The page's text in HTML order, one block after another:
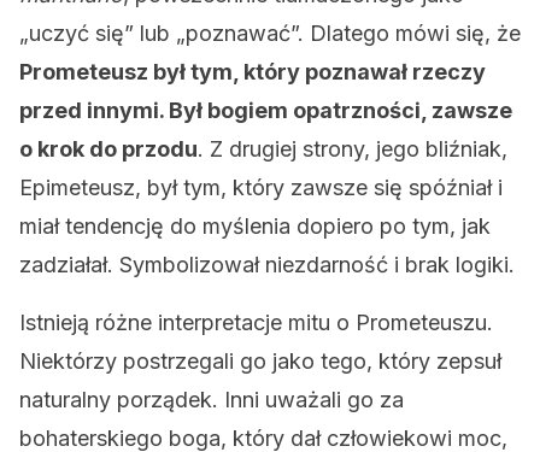
„uczyć się” lub „poznawać”. Dlatego mówi się, że
Prometeusz był tym, który poznawał rzeczy
przed innymi. Był bogiem opatrzności, zawsze
o krok do przodu. Z drugiej strony, jego bliźniak,
Epimeteusz, był tym, który zawsze się spóźniał i
miał tendencję do myślenia dopiero po tym, jak
zadziałał. Symbolizował niezdarność i brak logiki.
Istnieją różne interpretacje mitu o Prometeuszu.
Niektórzy postrzegali go jako tego, który zepsuł
naturalny porządek. Inni uważali go za
bohaterskiego boga, który dał człowiekowi moc,